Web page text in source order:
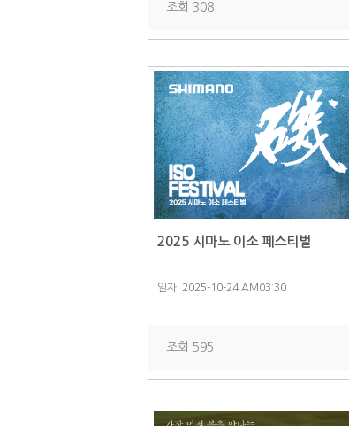
조회 308
2025 시마노 이소 페스티벌
일자: 2025-10-24 AM03:30
조회 595